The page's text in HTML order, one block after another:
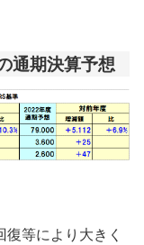
期決算予想
等により大きく